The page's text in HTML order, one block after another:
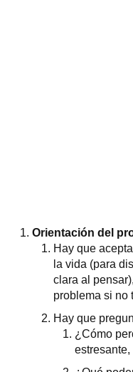
Orientación del
Hay que
la vida (para
clara al
problema si no
Hay que
¿Cómo
estresante,